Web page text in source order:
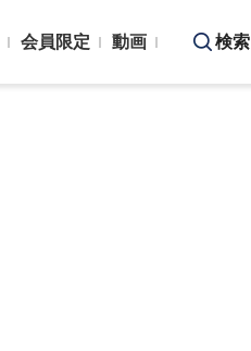
会員限定 動画 検索